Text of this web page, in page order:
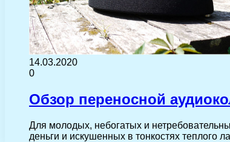
14.03.2020
0
Обзор переносной
Для молодых, небогатых и
деньги и искушенных в тонкостях теплого